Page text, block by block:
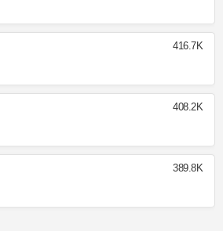
416.7K
408.2K
389.8K